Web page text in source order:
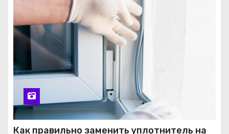
Как правильно заменить уплотнитель на